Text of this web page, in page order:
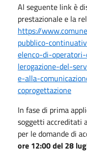
Al seguente link è
prestazionale e la
https://
pubblico-
elenco-di-
lerogazione-del-
e-alla-
coprogettazione
In fase di prima
soggetti accreditati
per le domande di
ore 12:00 del 28